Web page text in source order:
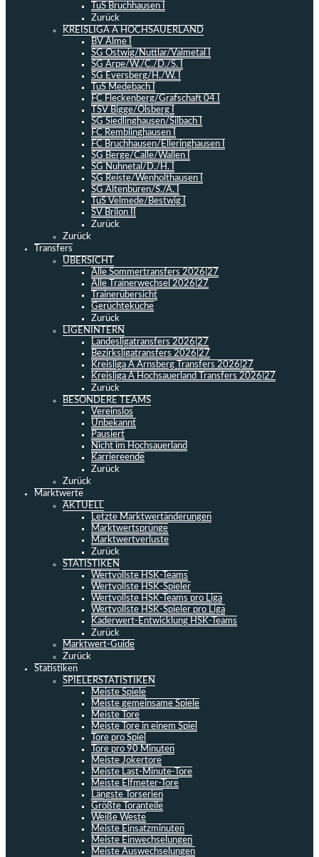
TuS Bruchhausen I
Zurück
KREISLIGA A HOCHSAUERLAND
BV Alme I
SG Ostwig/Nuttlar/Valmetal I
SG Arpe/W./C./D./S. I
SG Eversberg/H./W. I
TuS Medebach I
FC Fleckenberg/Grafschaft 04 I
TSV Bigge/Olsberg I
SG Siedlinghausen/Silbach I
FC Remblinghausen I
FC Bruchhausen/Elleringhausen I
SG Berge/Calle/Wallen I
SG Nuhnetal/D./H. I
SG Reiste/Wenholthausen I
SG Altenbüren/S./A. I
TuS Velmede/Bestwig I
SV Brilon II
Zurück
Zurück
Transfers
ÜBERSICHT
Alle Sommertransfers 2026|27
Alle Trainerwechsel 2026|27
Trainerübersicht
Gerüchteküche
Zurück
LIGENINTERN
Landesligatransfers 2026|27
Bezirksligatransfers 2026|27
Kreisliga A Arnsberg Transfers 2026|27
Kreisliga A Hochsauerland Transfers 2026|27
Zurück
BESONDERE TEAMS
Vereinslos
Unbekannt
Pausiert
Nicht im Hochsauerland
Karriereende
Zurück
Zurück
Marktwerte
AKTUELL
Letzte Marktwertänderungen
Marktwertsprünge
Marktwertverluste
Zurück
STATISTIKEN
Wertvollste HSK-Teams
Wertvollste HSK-Spieler
Wertvollste HSK-Teams pro Liga
Wertvollste HSK-Spieler pro Liga
Kaderwert-Entwicklung HSK-Teams
Zurück
Marktwert-Guide
Zurück
Statistiken
SPIELERSTATISTIKEN
Meiste Spiele
Meiste gemeinsame Spiele
Meiste Tore
Meiste Tore in einem Spiel
Tore pro Spiel
Tore pro 90 Minuten
Meiste Jokertore
Meiste Last-Minute-Tore
Meiste Elfmeter-Tore
Längste Torserien
Größte Toranteile
Weiße Weste
Meiste Einsatzminuten
Meiste Einwechselungen
Meiste Auswechselungen